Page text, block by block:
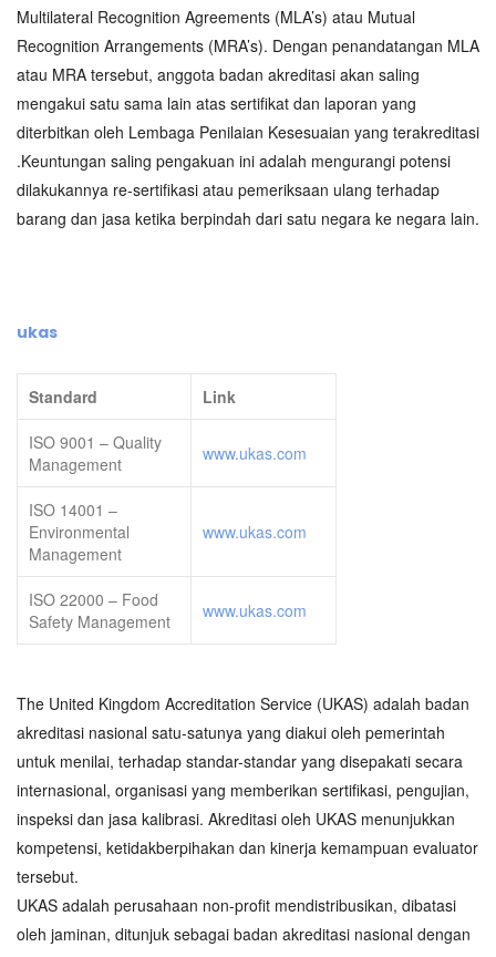
Multilateral Recognition Agreements (MLA’s) atau Mutual
Recognition Arrangements (MRA’s). Dengan penandatangan MLA
atau MRA tersebut, anggota badan akreditasi akan saling
mengakui satu sama lain atas sertifikat dan laporan yang
diterbitkan oleh Lembaga Penilaian Kesesuaian yang terakreditasi
.Keuntungan saling pengakuan ini adalah mengurangi potensi
dilakukannya re-sertifikasi atau pemeriksaan ulang terhadap
barang dan jasa ketika berpindah dari satu negara ke negara lain.
ukas
Standard Link
ISO 9001 – Quality
Management
www.ukas.com
ISO 14001 –
Environmental
Management
www.ukas.com
ISO 22000 – Food
Safety Management
www.ukas.com
The United Kingdom Accreditation Service (UKAS) adalah badan
akreditasi nasional satu-satunya yang diakui oleh pemerintah
untuk menilai, terhadap standar-standar yang disepakati secara
internasional, organisasi yang memberikan sertifikasi, pengujian,
inspeksi dan jasa kalibrasi. Akreditasi oleh UKAS menunjukkan
kompetensi, ketidakberpihakan dan kinerja kemampuan evaluator
tersebut.
UKAS adalah perusahaan non-profit mendistribusikan, dibatasi
oleh jaminan, ditunjuk sebagai badan akreditasi nasional dengan